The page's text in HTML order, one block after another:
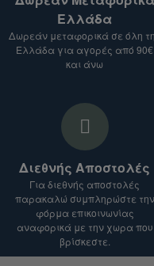
Σημείωση:
Το κόστος
Για αποστολές
Ένωσης,
δασμοί και φόροι.
Είμαστε στη
διευκρίνιση.
Ελλάδα
Δωρεάν μεταφορικά σε όλη
Ελλάδα για αγορές από 90€
και άνω
Διεθνής Αποστολές
Για διεθνής αποστολές
παρακαλώ συμπληρώστε την
φόρμα επικοινωνίας
αναφορικά με την χωρα που
βρίσκεστε.